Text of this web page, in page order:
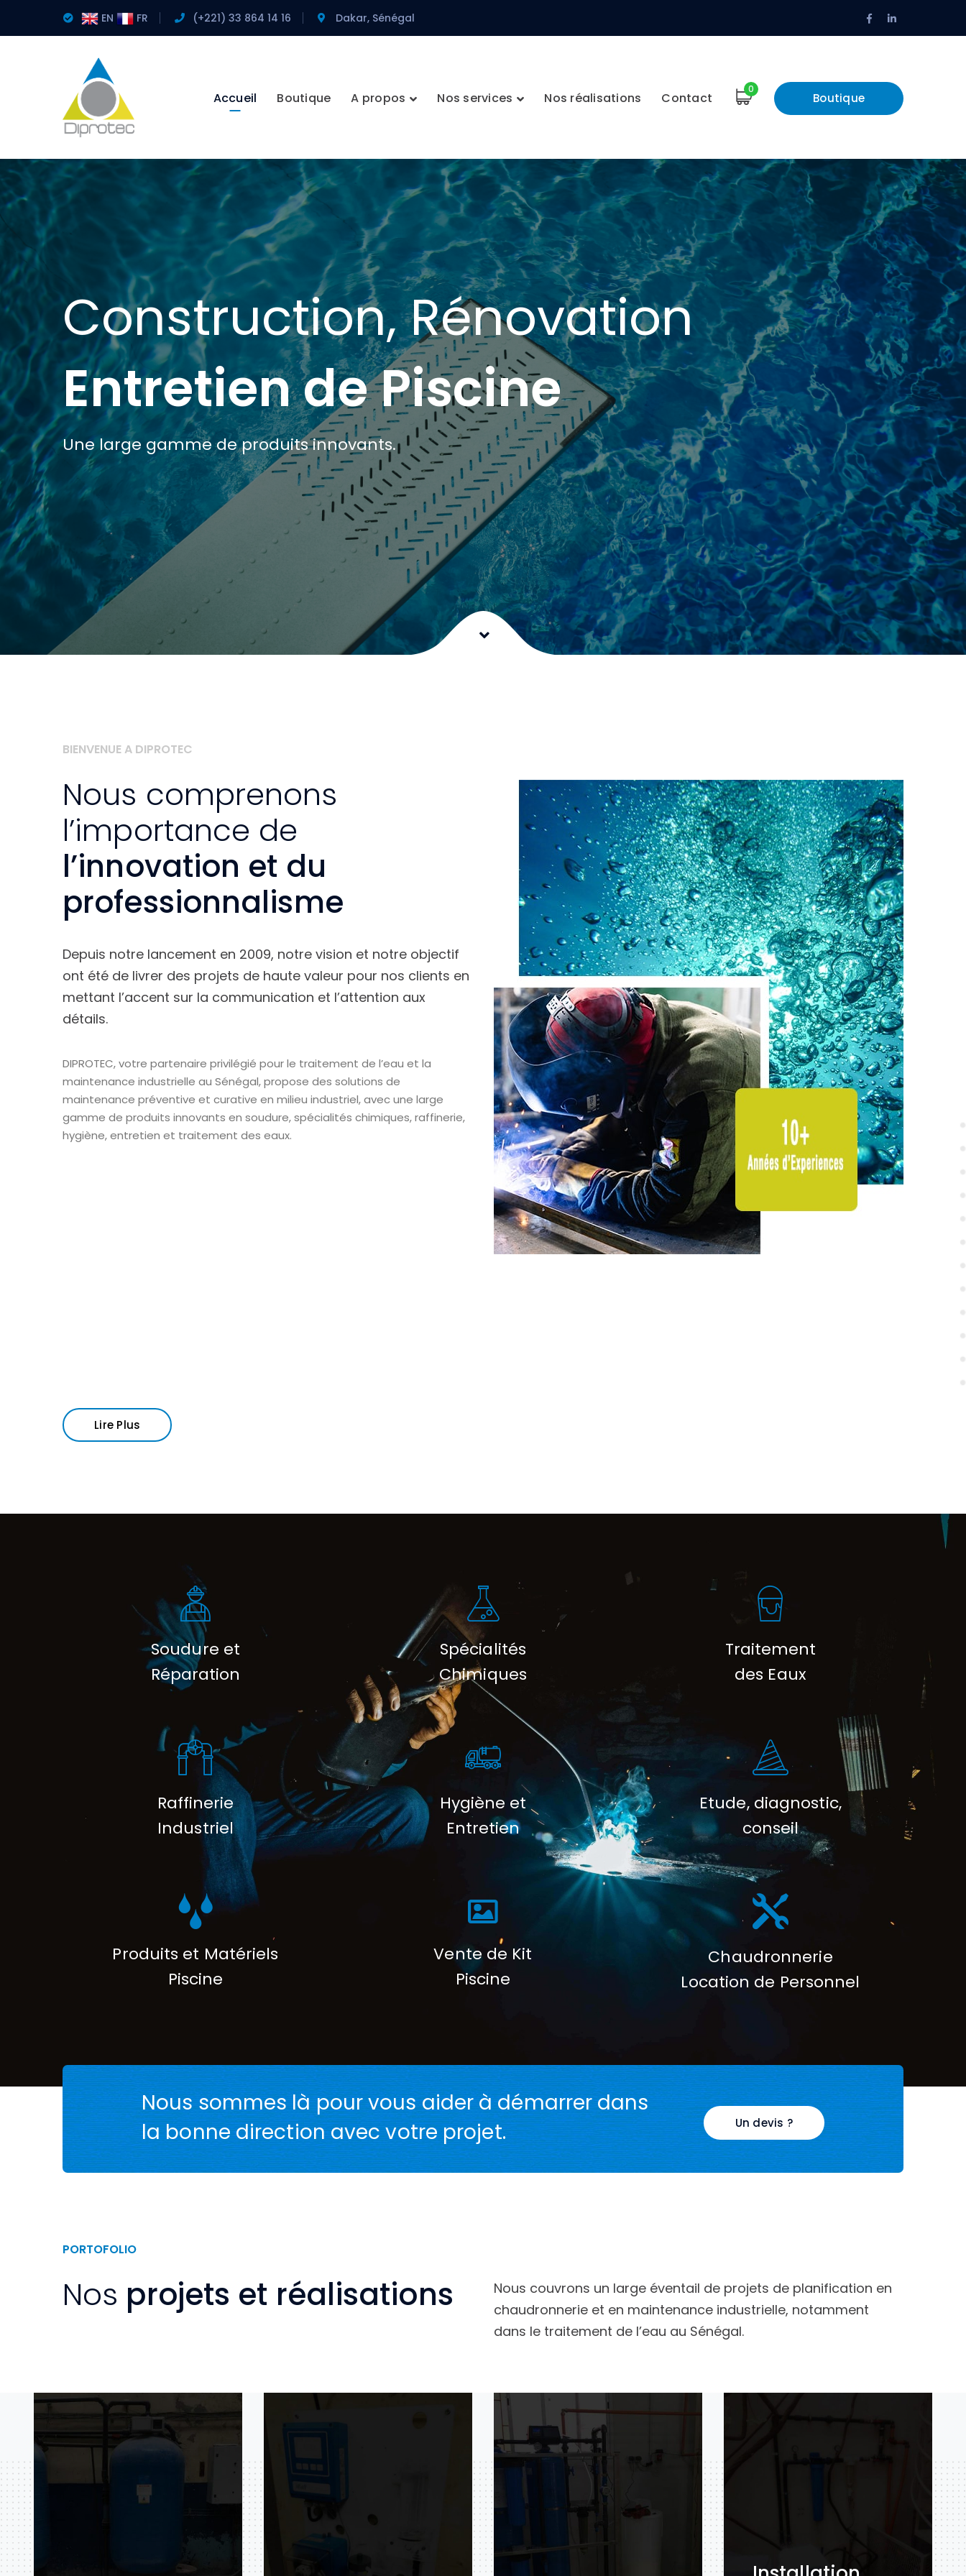
EN FR (+221) ‎33 864 14 16 Dakar, Sénégal
Facebook
Profile
LinkedIn
Profile
Boutique
0
Accueil Boutique A propos Nos services Nos réalisations Contact
BIENVENUE A DIPROTEC
Nous comprenons
l’importance de
l’innovation et du
professionnalisme
Depuis notre lancement en 2009, notre vision et notre objectif
ont été de livrer des projets de haute valeur pour nos clients en
mettant l’accent sur la communication et l’attention aux
détails.
DIPROTEC, votre partenaire privilégié pour le traitement de l’eau et la
maintenance industrielle au Sénégal, propose des solutions de
maintenance préventive et curative en milieu industriel, avec une large
gamme de produits innovants en soudure, spécialités chimiques, raffinerie,
hygiène, entretien et traitement des eaux.
Lire Plus
Soudure et
Réparation
Raffinerie
Industriel
Produits et Matériels
Piscine
Spécialités
Chimiques
Hygiène et
Entretien
Vente de Kit
Piscine
Traitement
des Eaux
Etude, diagnostic,
conseil
Chaudronnerie
Location de Personnel
Nous sommes là pour vous aider à démarrer dans
la bonne direction avec votre projet.
Un devis ?
PORTOFOLIO
Nos projets et réalisations
Nous couvrons un large éventail de projets de planification en
chaudronnerie et en maintenance industrielle, notamment
dans le traitement de l’eau au Sénégal.